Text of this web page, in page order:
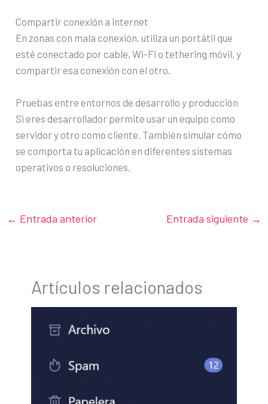
Compartir conexión a internet
En zonas con mala conexión, utiliza un portátil que
esté conectado por cable, Wi-Fi o tethering móvil, y
compartir esa conexión con el otro.
Pruebas entre entornos de desarrollo y producción
Si eres desarrollador permite usar un equipo como
servidor y otro como cliente. También simular cómo
se comporta tu aplicación en diferentes sistemas
operativos o resoluciones.
← Entrada anterior Entrada siguiente →
Artículos relacionados